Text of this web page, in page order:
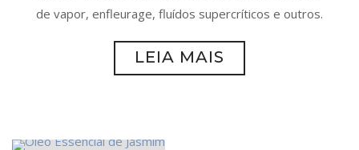
de vapor, enfleurage, fluídos supercríticos e outros.
LEIA MAIS